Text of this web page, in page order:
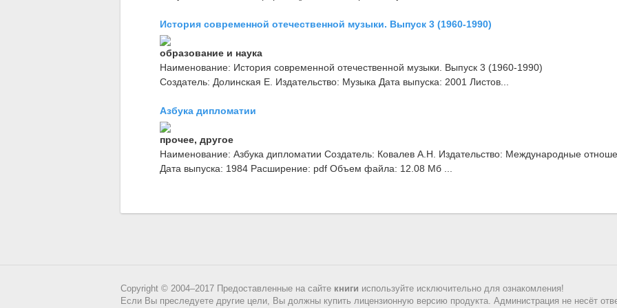
История современной отечественной музыки. Выпуск 3 (1960-1990)
образование и наука
Наименование: История современной отечественной музыки. Выпуск 3 (1960-1990)
Создатель: Долинская Е. Издательство: Музыка Дата выпуска: 2001 Листов...
Азбука дипломатии
прочее, другое
Наименование: Азбука дипломатии Создатель: Ковалев А.Н. Издательство: Международные
Дата выпуска: 1984 Расширение: pdf Объем файла: 12.08 Мб ...
Copyright © 2004–2017 Предоставленные на сайте книги используйте исключительно для ознакомления!
Если Вы преследуете другие цели, Вы должны купить лицензионную версию продукта. Администрация не несёт